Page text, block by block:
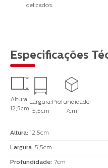
delicados.
Especificações
Altura:
12,5cm
Largura:
5,5cm
Profundidade:
7cm
Altura: 12,5cm
Largura: 5,5cm
Profundidade: 7cm